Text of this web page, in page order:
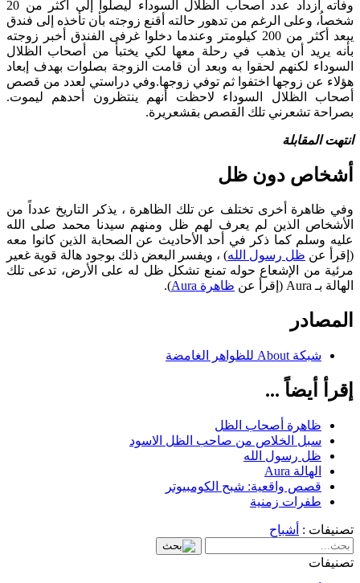
وفاته ازداد عدد أصحاب الظلال السوداء ليصلوا إلى أكثر من 20
شخصاُ، وعلى الرغم من تدهور حالته أقنع زوجته بأن تأخذه إلى فندق
يبعد أكثر من 200 كيلومتر وعندما دخلوا غرفى الفندق أخبر زوجته
بأنه يريد أن يذهب في رحلة معها لكي يختبأ من أصحاب الظلال
السوداء لكنهم لحقوا به وبعد أن قامت الزوجة بصلوات بهدف إبعاد
هؤلاء عن زوجها اختفوا ثم توفي زوجها.وفي دراستي لعدد من قصص
أصحاب الظلال السوداء لاحظت أنهم ينتظرون أحدهم ليموت.
بصراحة تشعرني تلك القصص بقشعريرة.
انتهت المقابلة
أشخاص دون ظل
وفي ظاهرة أخرى تختلف عن تلك الظاهرة ، يذكر التاريخ عدداً من
الأشخاص الذين لم يعرف لهم ظل ومنهم سيدنا محمد صلى الله
عليه وسلم كما ذكر في أحد الأحاديث عن الصحابة الذين كانوا معه
(إقرأ عن ظل رسول الله) ، ويفسر البعض ذلك بوجود هالة قوية غعير
مرئية من الإشعاع حوله تمنع تشكل ظل له على الأرض، تدعى تلك
الهالة بـ Aura (إقرأ عن
ظاهرة Aura ).
المصادر
شبكة About للظواهر الغامضة
إقرأ أيضاً ...
ظاهرة أصحاب الظل
سبل الخلاص من صاحب الظل الاسود
ظل رسول الله
الهالة Aura
قصص واقعية: شبح الكومبيوتر
طفرات زمنية
تصنيفات : أشباح
تصنيفات